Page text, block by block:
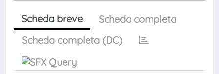
Scheda breve
Scheda completa
Scheda completa (DC)